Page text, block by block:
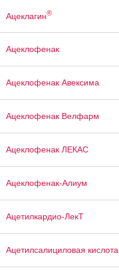
Ацеклагин®
Ацеклофенак
Ацеклофенак Авексима
Ацеклофенак Велфарм
Ацеклофенак ЛЕКАС
Ацеклофенак-Алиум
Ацетилкардио-ЛекТ
Ацетилсалициловая кислота